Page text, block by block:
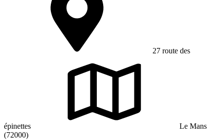
27 route des
épinettes
Le Mans
(72000)